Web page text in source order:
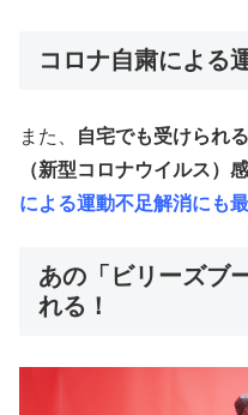
コロナ自粛による
また、 自宅でも受けられ
（新型コロナウイルス）
による運動不足解消にも
あの「ビリーズブ
れる！